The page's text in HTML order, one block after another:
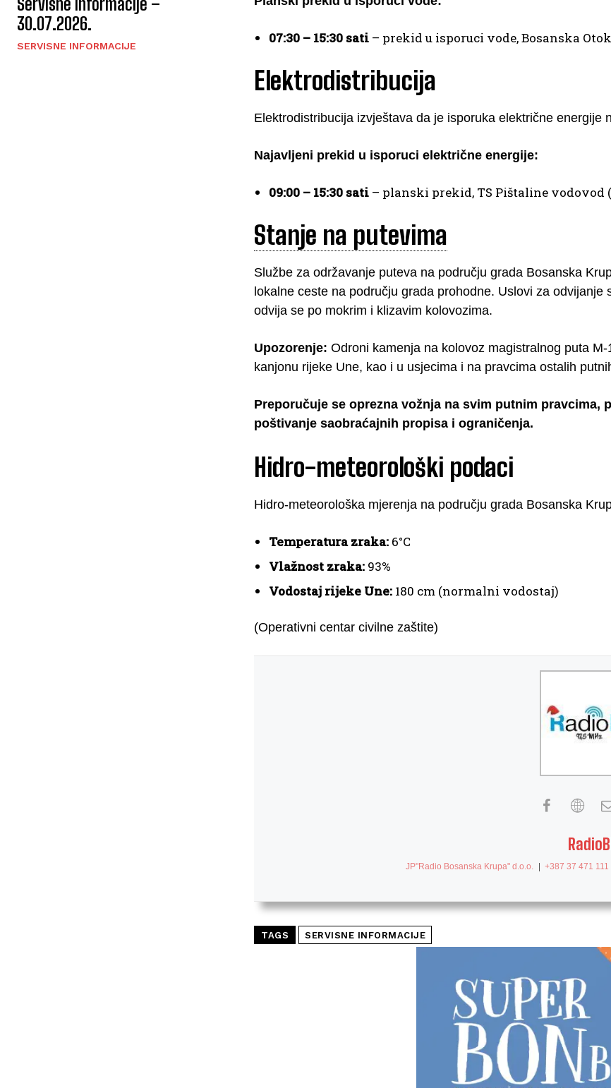
30.07.2026.
SERVISNE INFORMACIJE 07:30 – 15:30 sati – prekid u isporuci vode, Bosanska
Elektrodistribucija
Elektrodistribucija izvještava da je isporuka električne
Najavljeni prekid u isporuci električne energije:
09:00 – 15:30 sati – planski prekid, TS Pištaline
Stanje na putevima
Službe za održavanje puteva na području grada Bosanska
lokalne ceste na području grada prohodne. Uslovi za
odvija se po mokrim i klizavim kolovozima.
Upozorenje: Odroni kamenja na kolovoz magistralnog puta
kanjonu rijeke Une, kao i u usjecima i na pravcima ostalih
Preporučuje se oprezna vožnja na svim putnim
poštivanje saobraćajnih propisa i ograničenja.
Hidro-meteorološki podaci
Hidro-meteorološka mjerenja na području grada Bosanska
Temperatura zraka: 6°C
Vlažnost zraka: 93%
Vodostaj rijeke Une: 180 cm (normalni vodostaj)
(Operativni centar civilne zaštite)
JP"Radio Bosanska Krupa" d.o.o. +387 37 471 111
TAGS SERVISNE INFORMACIJE